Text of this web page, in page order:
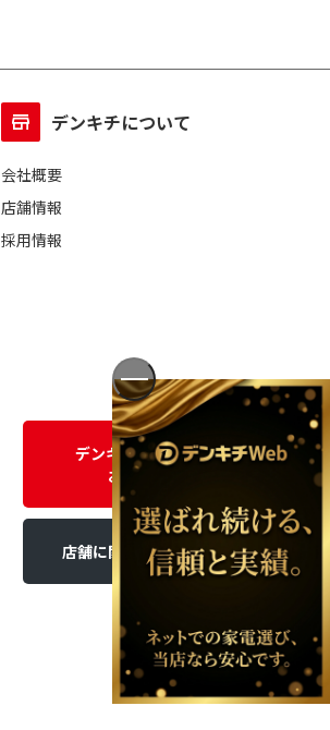
デンキチについて
会社概要
店舗情報
採用情報
デンキチWEBに関する
お問い合わせ
店舗に関するお問い合わせ